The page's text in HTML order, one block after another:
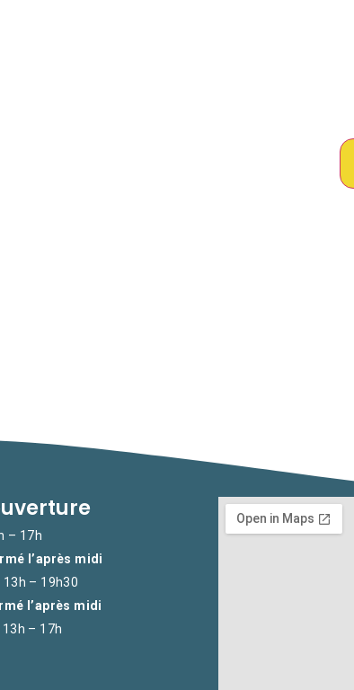
– 17h
l’après midi
– 19h30
l’après midi
– 17h